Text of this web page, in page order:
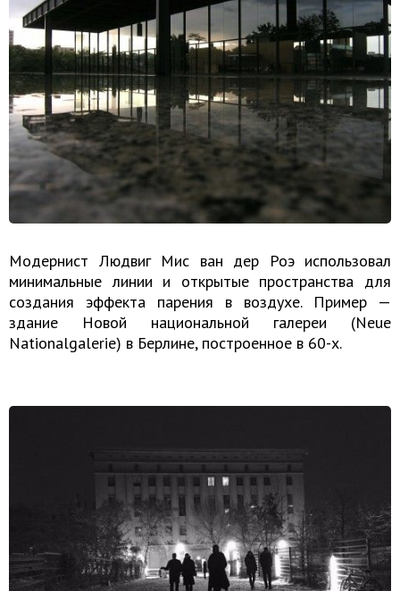
Модернист Людвиг Мис ван дер Роэ использовал
минимальные линии и открытые пространства для
создания эффекта парения в воздухе. Пример —
здание Новой национальной галереи (Neue
Nationalgalerie) в Берлине, построенное в 60-х.